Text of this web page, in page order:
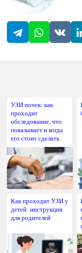
УЗИ почек: как
проходит
обследование, что
показывает и когда
его стоит сделать
Как проходит УЗИ у
детей: инструкция
для родителей